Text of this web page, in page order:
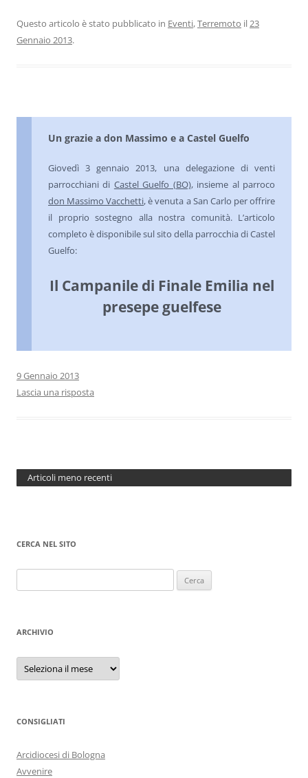
Questo articolo è stato pubblicato in Eventi,Terremoto il23
Gennaio 2013.
Un grazie a don Massimo e a Castel Guelfo
Giovedì 3 gennaio 2013, una delegazione di venti
parrocchiani di Castel Guelfo (BO), insieme al parroco
don Massimo Vacchetti, è venuta a San Carlo per offrire
il proprio sostegno alla nostra comunità. L’articolo
completo è disponibile sul sito della parrocchia di Castel
Guelfo:
Il Campanile di Finale Emilia nel
presepe guelfese
9 Gennaio 2013
Lascia una risposta
Articoli meno recenti
CERCA NEL SITO
per:
ARCHIVIO
Archivio
CONSIGLIATI
Arcidiocesi di Bologna
Avvenire